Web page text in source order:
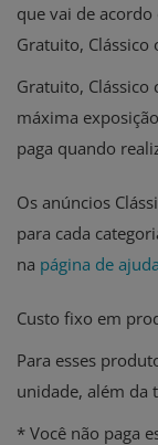
que vai de
Gratuito, Clássico
Gratuito,
máxima
paga quando
Os anúncios
para cada
na página de
Custo fixo em
Para esses
unidade, além da
* Você não paga